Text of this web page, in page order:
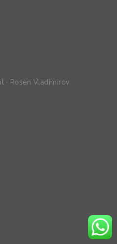
· Rosen Vladimirov